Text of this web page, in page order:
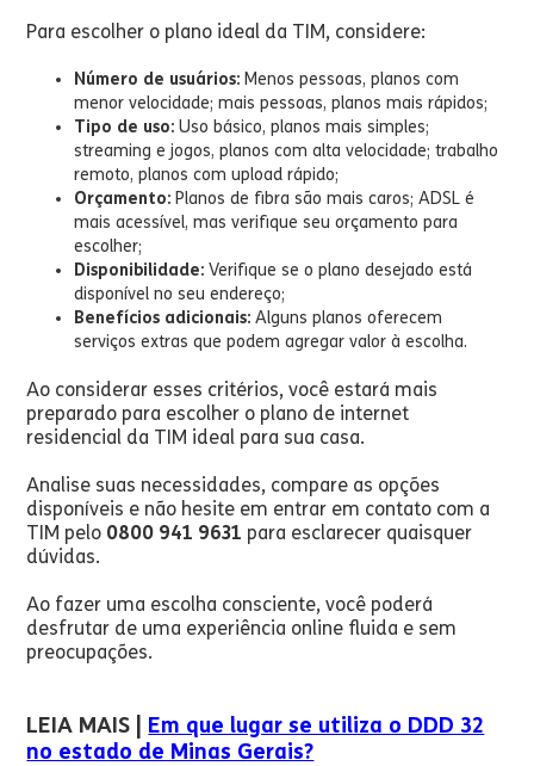
Para escolher o plano ideal da TIM, considere:
Número de usuários: Menos pessoas, planos com
menor velocidade; mais pessoas, planos mais rápidos;
Tipo de uso:Uso básico, planos mais simples;
streaming e jogos, planos com alta velocidade; trabalho
remoto, planos com upload rápido;
Orçamento: Planos de fibra são mais caros; ADSL é
mais acessível, mas verifique seu orçamento para
escolher;
Disponibilidade: Verifique se o plano desejado está
disponível no seu endereço;
Benefícios adicionais: Alguns planos oferecem
serviços extras que podem agregar valor à escolha.
Ao considerar esses critérios, você estará mais
preparado para escolher o plano de internet
residencial da TIM ideal para sua casa.
Analise suas necessidades, compare as opções
disponíveis e não hesite em entrar em contato com a
TIM pelo 0800 941 9631 para esclarecer quaisquer
dúvidas.
Ao fazer uma escolha consciente, você poderá
desfrutar de uma experiência online fluida e sem
preocupações.
LEIA MAIS | Em que lugar se utiliza o DDD 32
no estado de Minas Gerais?